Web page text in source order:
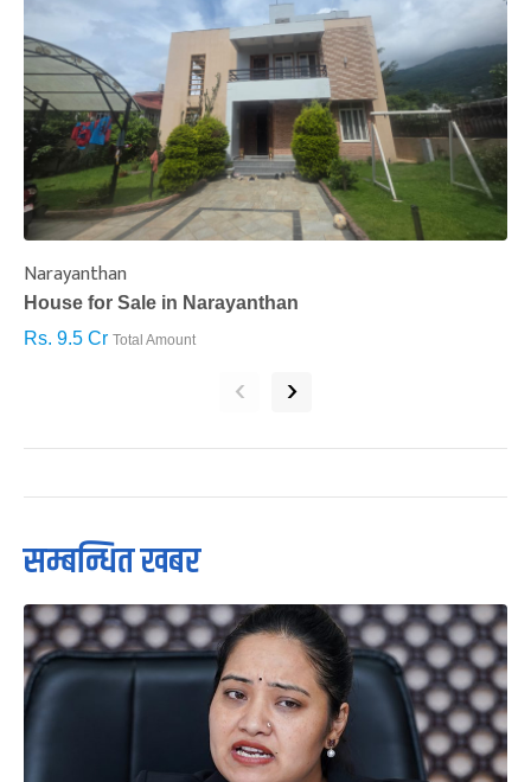
Narayanthan
House for Sale in Narayanthan
Rs. 9.5 Cr Total Amount
‹ ›
सम्बन्धित खबर